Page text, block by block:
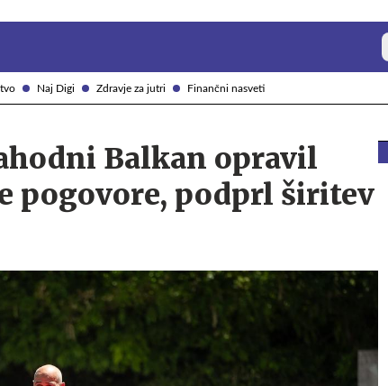
Naj Digi Zdravje za jutri Finančni nasveti
Balkan opravil
pogovore, podprl širitev